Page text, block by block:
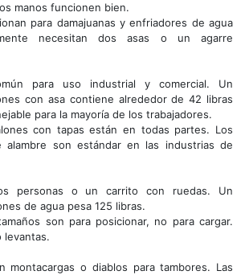
manos funcionen bien.
para damajuanas y enfriadores de agua
necesitan dos asas o un agarre
para uso industrial y comercial. Un
con asa contiene alrededor de 42 libras
para la mayoría de los trabajadores.
con tapas están en todas partes. Los
alambre son estándar en las industrias de
personas o un carrito con ruedas. Un
de agua pesa 125 libras.
son para posicionar, no para cargar.
levantas.
montacargas o diablos para tambores. Las